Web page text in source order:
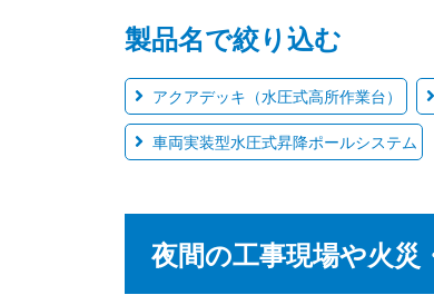
製品名で絞り込む
アクアデッキ（水圧式高所作業台）
車両実装型水圧式昇降ポールシステム
夜間の工事現場や火災